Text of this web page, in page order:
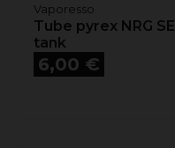
Vaporesso
Tube pyrex NRG SE
tank
Prix
6,00 €